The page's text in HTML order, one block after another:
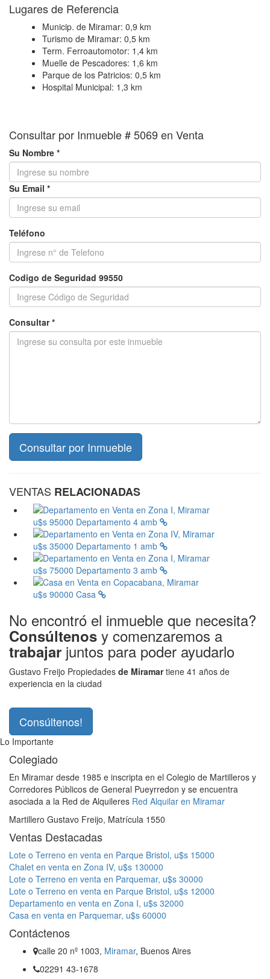
−
Lugares de Referencia
Municip. de Miramar: 0,9 km
Turismo de Miramar: 0,5 km
Term. Ferroautomotor: 1,4 km
Muelle de Pescadores: 1,6 km
Parque de los Patricios: 0,5 km
Hospital Municipal: 1,3 km
Consultar por Inmueble # 5069 en Venta
Su Nombre *
Su Email *
Teléfono
Codigo de Seguridad 99550
Consultar *
VENTAS RELACIONADAS
u$s 95000 Departamento 4 amb
u$s 35000 Departamento 1 amb
u$s 75000 Departamento 3 amb
u$s 90000 Casa
No encontró el inmueble que necesita?
Consúltenos y comenzaremos a
trabajar juntos para poder ayudarlo
Gustavo Freijo Propiedades de Miramartiene 41 años de
experiencia en la ciudad
Consúltenos!
Lo Importante
Colegiado
En Miramar desde 1985 e inscripta en el Colegio de Martilleros y
Corredores Públicos de General Pueyrredon y se encuentra
asociada a la Red de Alquileres Red Alquilar en Miramar
Martillero Gustavo Freijo, Matrícula 1550
Ventas Destacadas
Lote o Terreno en venta en Parque Bristol, u$s 15000
Chalet en venta en Zona IV, u$s 130000
Lote o Terreno en venta en Parquemar, u$s 30000
Lote o Terreno en venta en Parque Bristol, u$s 12000
Departamento en venta en Zona I, u$s 32000
Casa en venta en Parquemar, u$s 60000
Contáctenos
calle 20 nº 1003, Miramar, Buenos Aires
02291 43-1678